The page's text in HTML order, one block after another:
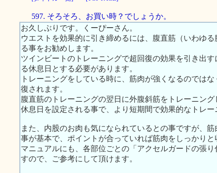
597. そろそろ、お買い時？でしょうか。
お久しぶりです。くーぴーさん。
ウエストを効果的に引き締めるには、腹直筋（いわゆ
る事をお勧めします。
ツインビートのトレーニングで超回復の効果を引き出
る休息日とする必要があります。
トレーニングをしている時に、筋肉が強くなるのでは
復されます。
腹直筋のトレーニングの翌日に外腹斜筋をトレーニン
休息日を設定される事で、より短期間で効果的なトレ
また、内股のお肉も気になられているとの事ですが、
事が基本で、ポイントが合っていれば筋肉をしっかり
マニュアルにも、各部位ごとの「アクセルガードの張
すので、ご参考にして頂けます。